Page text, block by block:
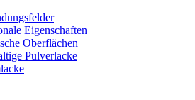
Eigenschaften
Oberflächen
Pulverlacke